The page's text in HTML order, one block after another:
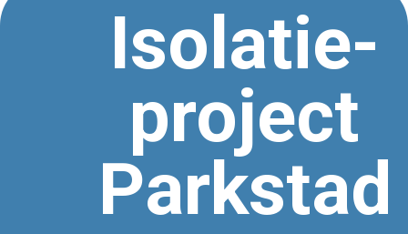
Isolatie-
project
Parkstad